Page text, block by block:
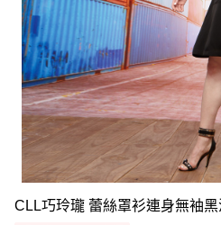
CLL巧玲瓏 蕾絲罩衫連身無袖